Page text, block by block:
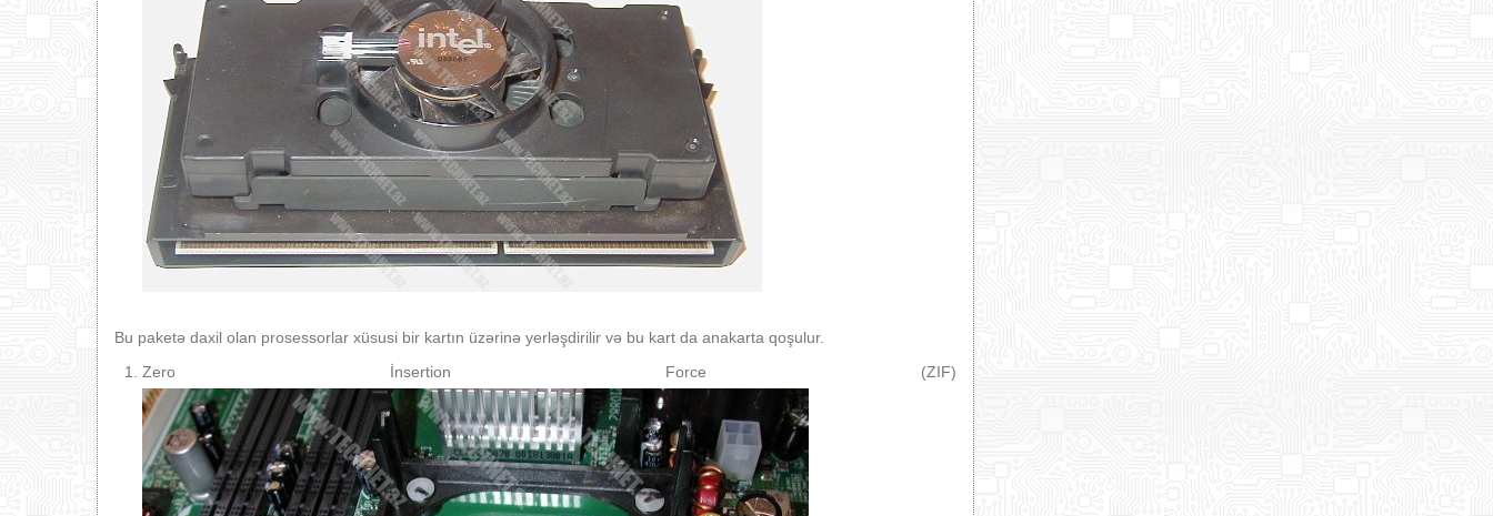
Bu paketə daxil olan prosessorlar xüsusi bir kartın üzərinə yerləşdirilir və bu kart da anakarta qoşulur.
Zero İnsertion Force (ZIF)